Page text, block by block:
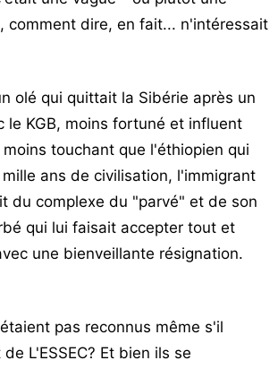
comment dire, en fait... n'intéressait
olé qui quittait la Sibérie après un
le KGB, moins fortuné et influent
touchant que l'éthiopien qui
ans de civilisation, l'immigrant
du complexe du "parvé" et de son
qui lui faisait accepter tout et
une bienveillante résignation.
pas reconnus même s'il
L'ESSEC? Et bien ils se